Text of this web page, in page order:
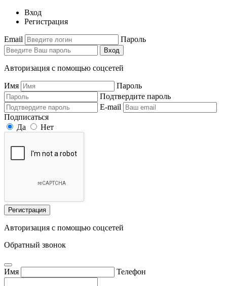
Вход
Регистрация
Email Пароль
Вход
Авторизация с помощью соцсетей
Имя
Пароль
Подтвердите пароль
E-mail
Подписаться
Да
Нет
Регистрация
Авторизация с помощью соцсетей
Обратный звонок
Имя Телефон